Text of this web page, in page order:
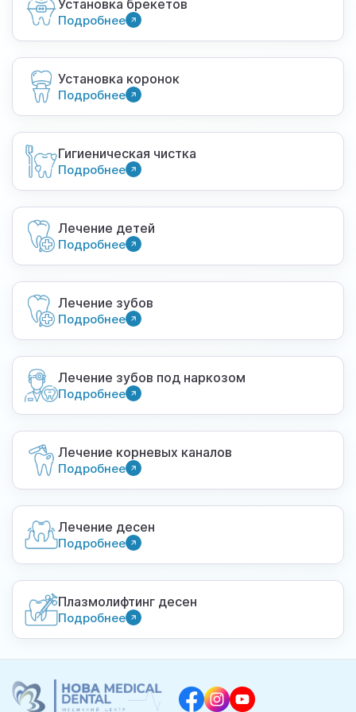
Установка брекетов
Подробнее
Установка коронок
Подробнее
Гигиеническая чистка
Подробнее
Лечение детей
Подробнее
Лечение зубов
Подробнее
Лечение зубов под наркозом
Подробнее
Лечение корневых каналов
Подробнее
Лечение десен
Подробнее
Плазмолифтинг десен
Подробнее